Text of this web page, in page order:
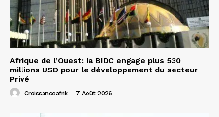
Afrique de l’Ouest: la BIDC engage plus 530
millions USD pour le développement du secteur
Privé
Croissanceafrik - 7 Août 2026